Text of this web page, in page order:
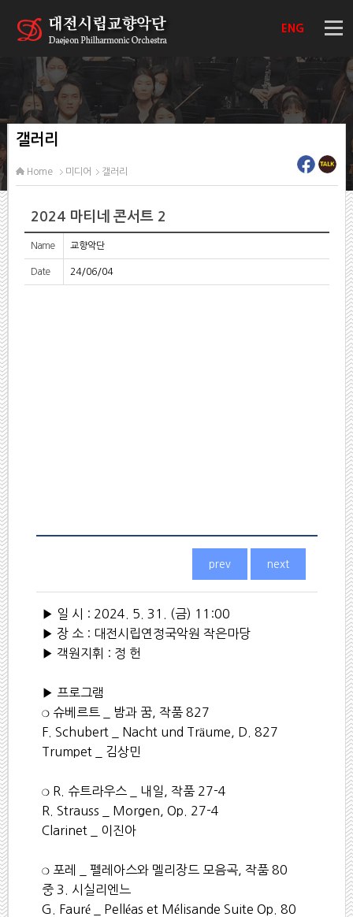
ENG
갤러리
Home 미디어 갤러리
2024 마티네 콘서트 2
Name 교향악단
Date 24/06/04
▶ 일 시 : 2024. 5. 31. (금) 11:00
▶장 소 : 대전시립연정국악원 작은마당
▶ 객원지휘 : 정 헌
▶ 프로그램
❍ 슈베르트 밤과 꿈 작품827
F. Schubert _ Nacht und Träume, D. 827
Trumpet _ 김상민
❍ R. 슈트라우스 내일 작품 27-4
R. Strauss _ Morgen, Op. 27-4
Clarinet _ 이진아
❍ 포레 _펠레아스와 멜리장드 모음곡 작품80
중 3. 시실리엔느
G. Fauré _ Pelléas et Mélisande Suite Op. 80